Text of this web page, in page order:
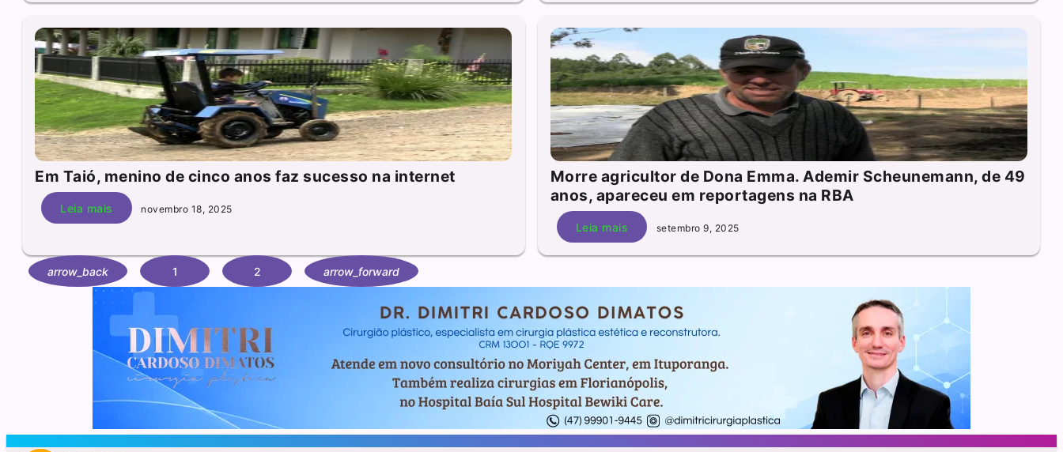
Em Taió, menino de cinco anos faz sucesso na internet
Leia mais novembro 18, 2025
Morre agricultor de Dona Emma. Ademir Scheunemann, de 49
anos, apareceu em reportagens na RBA
Leia mais setembro 9, 2025
arrow_back 1 2 arrow_forward